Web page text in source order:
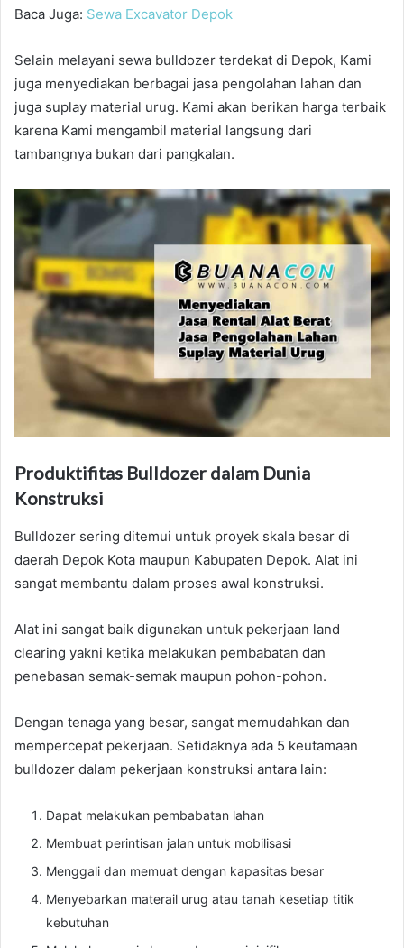
Baca Juga: Sewa Excavator Depok
Selain melayani sewa bulldozer terdekat di Depok, Kami
juga menyediakan berbagai jasa pengolahan lahan dan
juga suplay material urug. Kami akan berikan harga terbaik
karena Kami mengambil material langsung dari
tambangnya bukan dari pangkalan.
Produktifitas Bulldozer dalam Dunia
Konstruksi
Bulldozer sering ditemui untuk proyek skala besar di
daerah Depok Kota maupun Kabupaten Depok. Alat ini
sangat membantu dalam proses awal konstruksi.
Alat ini sangat baik digunakan untuk pekerjaan land
clearing yakni ketika melakukan pembabatan dan
penebasan semak-semak maupun pohon-pohon.
Dengan tenaga yang besar, sangat memudahkan dan
mempercepat pekerjaan. Setidaknya ada 5 keutamaan
bulldozer dalam pekerjaan konstruksi antara lain:
Dapat melakukan pembabatan lahan
Membuat perintisan jalan untuk mobilisasi
Menggali dan memuat dengan kapasitas besar
Menyebarkan materail urug atau tanah kesetiap titik
kebutuhan